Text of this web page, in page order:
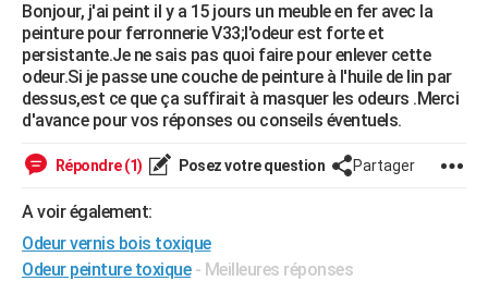
Mobiles
Meilleur smartphone
Internet
Ordinateurs
Jeux vidéo
Guide high-tech
+BRICOLAGE
Forum
Aménagement intérieur
Extérieur
Cuisine
Salle de bains
Jardinage
Rangement
WEEK-END
Guides de France
Escapades
Patrimoine
Expositions
Musées
Week-end nature
+LIFESTYLE
Art de vivre
Bien-être
Loisirs
Mode
Modes de vie
SANTE
VOYAGE
Destinations
City break
Voyage nature
Voyage de noces
Forum
Climat
+PHOTO
Bonjour, j'ai peint il y a 15 jours un meuble en fer avec la
peinture pour ferronnerie V33;l'odeur est forte et
persistante.Je ne sais pas quoi faire pour enlever cette
odeur.Si je passe une couche de peinture à l'huile de lin par
dessus,est ce que ça suffirait à masquer les odeurs .Merci
d'avance pour vos réponses ou conseils éventuels.
Répondre (1) Posez votre question Partager
A voir également:
Odeur vernis bois toxique
Odeur peinture toxique - Meilleures réponses